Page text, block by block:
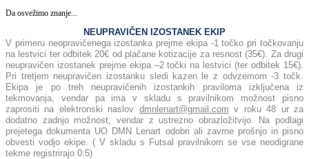
Da osvežimo znanje...
NEUPRAVIČEN IZOSTANEK EKIP
V primeru neopravičenega izostanka prejme ekipa -1 točko pri točkovanju
na lestvici ter odbitek 20€ od plačane kotizacije za resnost (35€). Za drugi
neupravičen izostanek prejme ekipa –2 točki na lestvici (ter odbitek 15€).
Pri tretjem neupravičen izostanku sledi kazen le z odvzemom -3 točk.
Ekipa je po treh neupravičenih izostankih praviloma izključena iz
tekmovanja, vendar pa ima v skladu s pravilnikom možnost pisno
zaprositi na elektronski naslov dmnlenart@gmail.com v roku 48 ur za
dodatno zadnjo možnost, vendar z ustrezno obrazložitvijo. Na podlagi
prejetega dokumenta UO DMN Lenart odobri ali zavrne prošnjo in pisno
obvesti vodjo ekipe. ( V skladu s Futsal pravilnikom se vse neodigrane
tekme registrirajo 0:5)